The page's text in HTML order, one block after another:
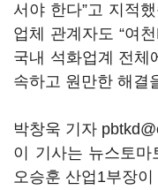
서야 한다”고 지적
업체 관계자도 “여
국내 석화업계 전체
속하고 원만한 해결
박창욱 기자
이 기사는 뉴스토
오승훈 산업1부장